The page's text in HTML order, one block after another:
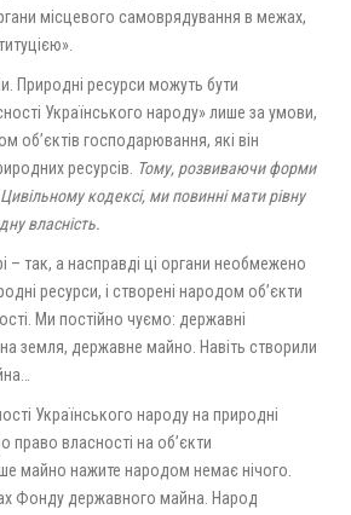
місцевого самоврядування в межах,
Природні ресурси можуть бути
Українського народу» лише за умови,
об’єктів господарювання, які він
ресурсів. Тому, розвиваючи форми
кодексі, ми повинні мати рівну
власність.
так, а насправді ці органи необмежено
ресурси, і створені народом об’єкти
Ми постійно чуємо: державні
земля, державне майно. Навіть створили
Українського народу на природні
право власності на об’єкти
майно нажите народом немає нічого.
Фонду державного майна. Народ